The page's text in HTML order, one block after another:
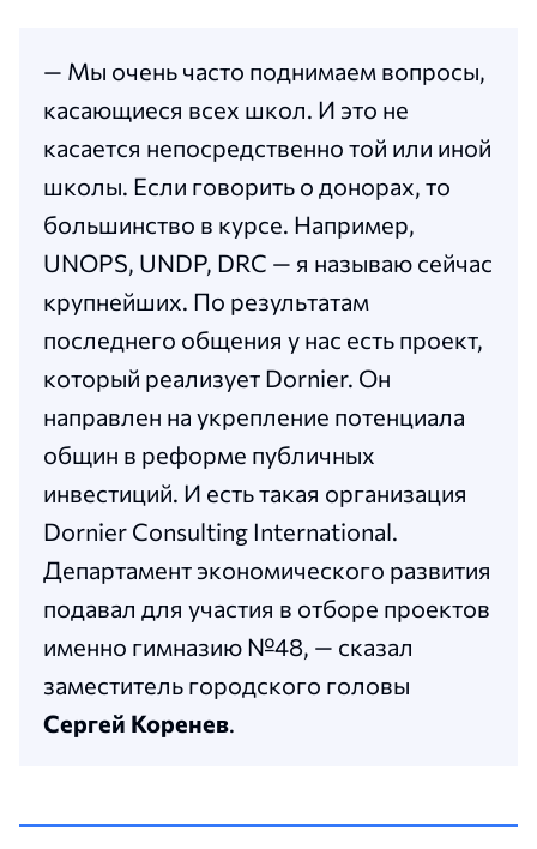
— Мы очень часто поднимаем вопросы,
касающиеся всех школ. И это не
касается непосредственно той или иной
школы. Если говорить о донорах, то
большинство в курсе. Например,
UNOPS, UNDP, DRC — я называю сейчас
крупнейших. По результатам
последнего общения у нас есть проект,
который реализует Dornier. Он
направлен на укрепление потенциала
общин в реформе публичных
инвестиций. И есть такая организация
Dornier Consulting International.
Департамент экономического развития
подавал для участия в отборе проектов
именно гимназию №48, — сказал
заместитель городского головы
Сергей Коренев.